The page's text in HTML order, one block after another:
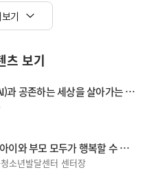
기
츠 보기
[트렌드 톡톡] 인공지능(AI)과 공존하는 세상을 살아가는 방법
[트렌드 톡톡] 바쁜 아침, 아이와 부모 모두가 행복할 수 있는 대화법
소년발달센터 센터장